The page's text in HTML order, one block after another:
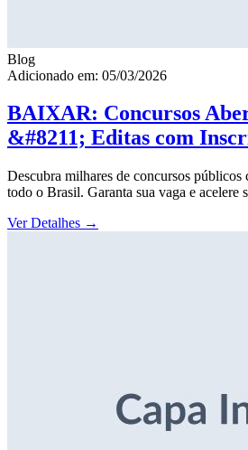
Blog
Adicionado em: 05/03/2026
BAIXAR: Concursos
&#8211; Editas com
Descubra milhares de concursos públicos
todo o Brasil. Garanta sua vaga e acelere
Ver Detalhes →